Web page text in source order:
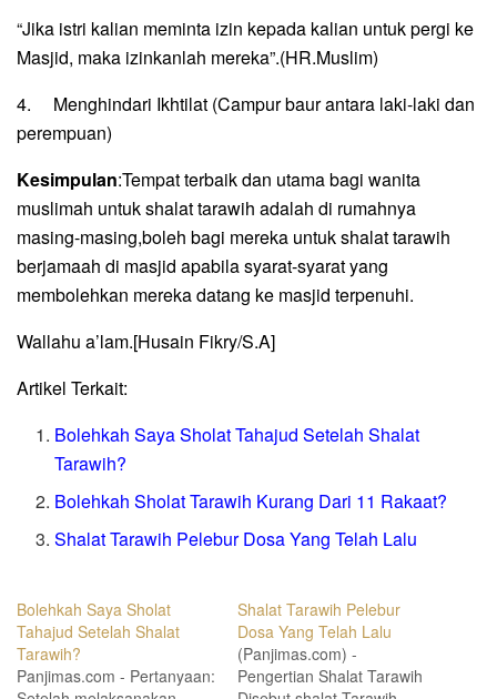
“Jika istri kalian meminta izin kepada kalian untuk pergi ke
Masjid, maka izinkanlah mereka”.(HR.Muslim)
4. Menghindari Ikhtilat (Campur baur antara laki-laki dan
perempuan)
Kesimpulan:Tempat terbaik dan utama bagi wanita
muslimah untuk shalat tarawih adalah di rumahnya
masing-masing,boleh bagi mereka untuk shalat tarawih
berjamaah di masjid apabila syarat-syarat yang
membolehkan mereka datang ke masjid terpenuhi.
Wallahu a’lam.[Husain Fikry/S.A]
Artikel Terkait:
Bolehkah Saya Sholat Tahajud Setelah Shalat
Tarawih?
Bolehkah Sholat Tarawih Kurang Dari 11 Rakaat?
Shalat Tarawih Pelebur Dosa Yang Telah Lalu
Bolehkah Saya Sholat
Tahajud Setelah Shalat
Tarawih?
Panjimas.com - Pertanyaan:
Shalat Tarawih Pelebur
Dosa Yang Telah Lalu
(Panjimas.com) -
Pengertian Shalat Tarawih